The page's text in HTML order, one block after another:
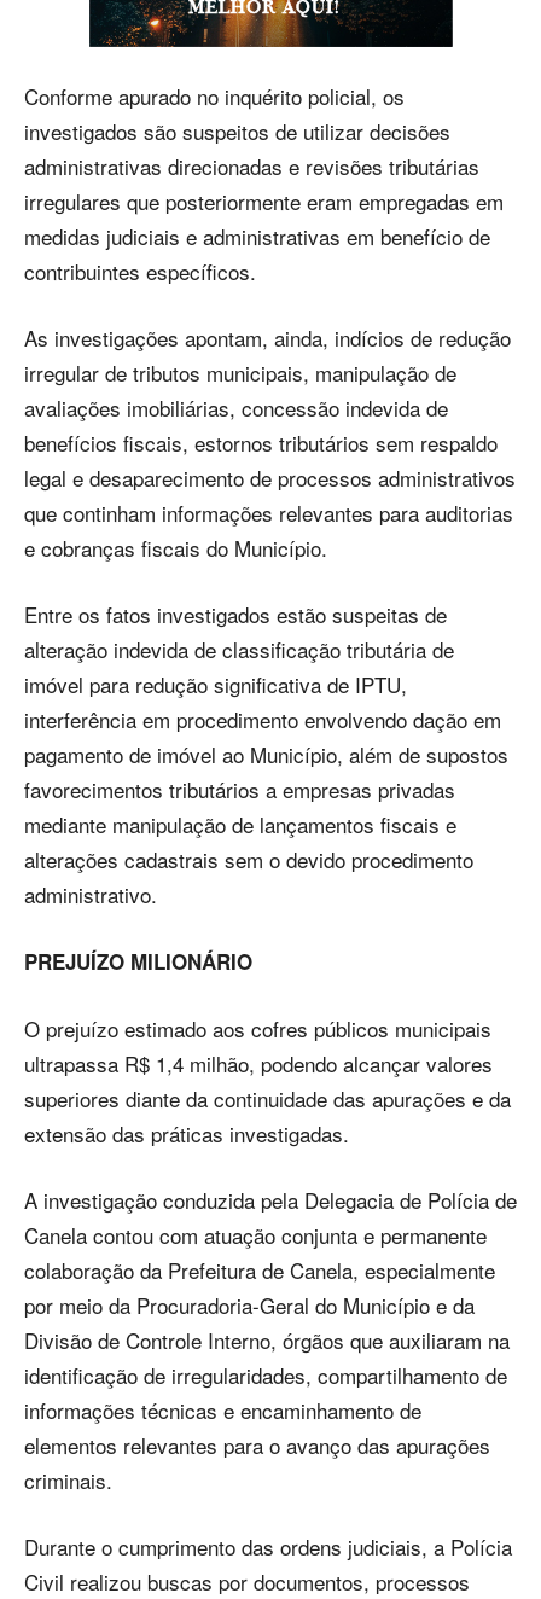
Conforme apurado no inquérito policial, os
investigados são suspeitos de utilizar decisões
administrativas direcionadas e revisões tributárias
irregulares que posteriormente eram empregadas em
medidas judiciais e administrativas em benefício de
contribuintes específicos.
As investigações apontam, ainda, indícios de redução
irregular de tributos municipais, manipulação de
avaliações imobiliárias, concessão indevida de
benefícios fiscais, estornos tributários sem respaldo
legal e desaparecimento de processos administrativos
que continham informações relevantes para auditorias
e cobranças fiscais do Município.
Entre os fatos investigados estão suspeitas de
alteração indevida de classificação tributária de
imóvel para redução significativa de IPTU,
interferência em procedimento envolvendo dação em
pagamento de imóvel ao Município, além de supostos
favorecimentos tributários a empresas privadas
mediante manipulação de lançamentos fiscais e
alterações cadastrais sem o devido procedimento
administrativo.
PREJUÍZO MILIONÁRIO
O prejuízo estimado aos cofres públicos municipais
ultrapassa R$ 1,4 milhão, podendo alcançar valores
superiores diante da continuidade das apurações e da
extensão das práticas investigadas.
A investigação conduzida pela Delegacia de Polícia de
Canela contou com atuação conjunta e permanente
colaboração da Prefeitura de Canela, especialmente
por meio da Procuradoria-Geral do Município e da
Divisão de Controle Interno, órgãos que auxiliaram na
identificação de irregularidades, compartilhamento de
informações técnicas e encaminhamento de
elementos relevantes para o avanço das apurações
criminais.
Durante o cumprimento das ordens judiciais, a Polícia
Civil realizou buscas por documentos, processos